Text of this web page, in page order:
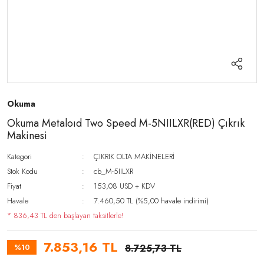
Okuma
Okuma Metaloıd Two Speed M-5NIILXR(RED) Çıkrık
Makinesi
Kategori
ÇIKRIK OLTA MAKİNELERİ
Stok Kodu
cb_M-5IILXR
Fiyat
153,08 USD + KDV
Havale
7.460,50 TL (%5,00 havale indirimi)
* 836,43 TL den başlayan taksitlerle!
%10 7.853,16 TL 8.725,73 TL